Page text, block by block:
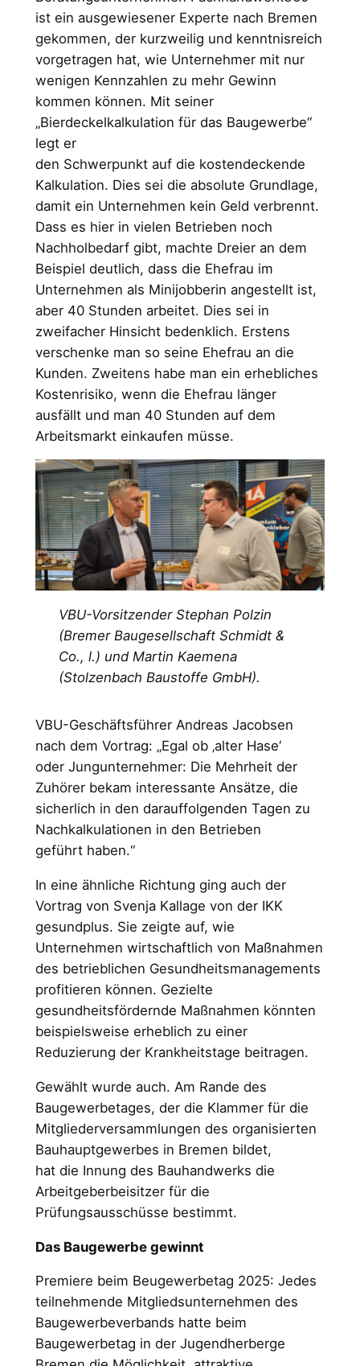
ist ein ausgewiesener Experte nach Bremen
gekommen, der kurzweilig und kenntnisreich
vorgetragen hat, wie Unternehmer mit nur
wenigen Kennzahlen zu mehr Gewinn
kommen können. Mit seiner
„Bierdeckelkalkulation für das Baugewerbe“
legt er
den Schwerpunkt auf die kostendeckende
Kalkulation. Dies sei die absolute Grundlage,
damit ein Unternehmen kein Geld verbrennt.
Dass es hier in vielen Betrieben noch
Nachholbedarf gibt, machte Dreier an dem
Beispiel deutlich, dass die Ehefrau im
Unternehmen als Minijobberin angestellt ist,
aber 40 Stunden arbeitet. Dies sei in
zweifacher Hinsicht bedenklich. Erstens
verschenke man so seine Ehefrau an die
Kunden. Zweitens habe man ein erhebliches
Kostenrisiko, wenn die Ehefrau länger
ausfällt und man 40 Stunden auf dem
Arbeitsmarkt einkaufen müsse.
VBU-Vorsitzender Stephan Polzin
(Bremer Baugesellschaft Schmidt &
Co., l.) und Martin Kaemena
(Stolzenbach Baustoffe GmbH).
VBU-Geschäftsführer Andreas Jacobsen
nach dem Vortrag: „Egal ob ‚alter Hase‘
oder Jungunternehmer: Die Mehrheit der
Zuhörer bekam interessante Ansätze, die
sicherlich in den darauffolgenden Tagen zu
Nachkalkulationen in den Betrieben
geführt haben.“
In eine ähnliche Richtung ging auch der
Vortrag von Svenja Kallage von der IKK
gesundplus. Sie zeigte auf, wie
Unternehmen wirtschaftlich von Maßnahmen
des betrieblichen Gesundheitsmanagements
profitieren können. Gezielte
gesundheitsfördernde Maßnahmen könnten
beispielsweise erheblich zu einer
Reduzierung der Krankheitstage beitragen.
Gewählt wurde auch. Am Rande des
Baugewerbetages, der die Klammer für die
Mitgliederversammlungen des organisierten
Bauhauptgewerbes in Bremen bildet,
hat die Innung des Bauhandwerks die
Arbeitgeberbeisitzer für die
Prüfungsausschüsse bestimmt.
Das Baugewerbe gewinnt
Premiere beim Beugewerbetag 2025: Jedes
teilnehmende Mitgliedsunternehmen des
Baugewerbeverbands hatte beim
Baugewerbetag in der Jugendherberge